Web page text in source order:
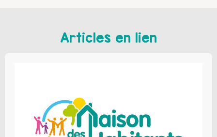
Articles en lien